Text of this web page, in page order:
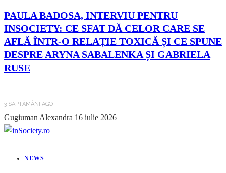
PAULA BADOSA, INTERVIU PENTRU
INSOCIETY: CE SFAT DĂ CELOR CARE SE
AFLĂ ÎNTR-O RELAȚIE TOXICĂ ȘI CE SPUNE
DESPRE ARYNA SABALENKA ȘI GABRIELA
RUSE
3 SĂPTĂMÂNI AGO
Gugiuman Alexandra 16 iulie 2026
NEWS